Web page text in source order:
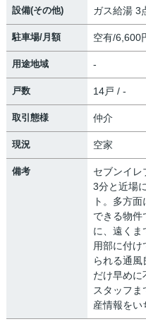
設備(その他) ガス給湯 3
駐車場/月額 空有/6,600
用途地域 -
戸数 14戸 / -
取引態様 仲介
現況 空家
備考
セブンイレ
3分と近場
ト。多方
できる物件
に、遠くま
用部に付
られる通
だけ早めに
スタッフ
産情報をい